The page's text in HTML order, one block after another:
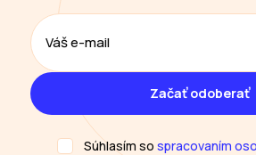
Súhlasím sospracovaním